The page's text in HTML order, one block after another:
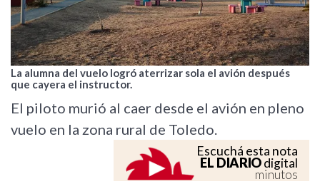
La alumna del vuelo logró aterrizar sola el avión después
que cayera el instructor.
El piloto murió al caer desde el avión en pleno
vuelo en la zona rural de Toledo.
Escuchá esta nota
EL DIARIOdigital
minutos